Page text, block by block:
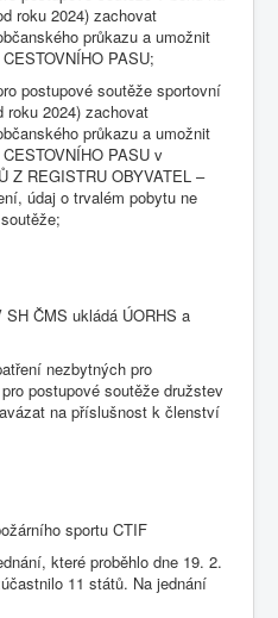
roku 2024) zachovat
průkazu a umožnit
PASU;
postupové soutěže sportovní
roku 2024) zachovat
průkazu a umožnit
PASU v
Z REGISTRU OBYVATEL –
údaj o trvalém pobytu ne
ČMS ukládá ÚORHS a
nezbytných pro
postupové soutěže družstev
na příslušnost k členství
sportu CTIF
které proběhlo dne 19. 2.
11 států. Na jednání